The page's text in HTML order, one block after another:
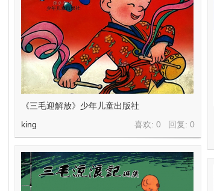
《三毛迎解放》少年儿童出版社
喜欢: 0 回复:0
king